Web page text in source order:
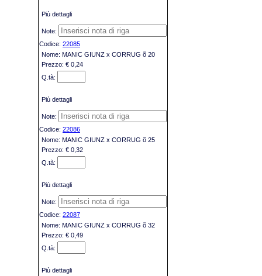
Più dettagli
22085
MANIC GIUNZ x CORRUG õ 20
€ 0,24
Più dettagli
22086
MANIC GIUNZ x CORRUG õ 25
€ 0,32
Più dettagli
22087
MANIC GIUNZ x CORRUG õ 32
€ 0,49
Più dettagli